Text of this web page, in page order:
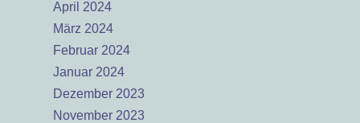
April 2024
März 2024
Februar 2024
Januar 2024
Dezember 2023
November 2023